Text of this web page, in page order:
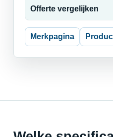
Offerte vergelijken
Merkpagina